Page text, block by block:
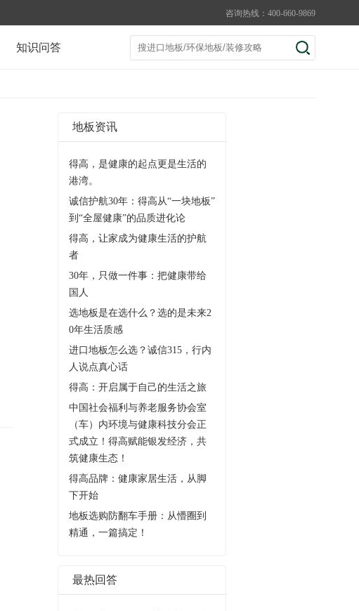
咨询热线：400-660-9869
知识问答
地板资讯
得高，是健康的起点更是生活的
港湾。
诚信护航30年：得高从“一块地板”
到“全屋健康”的品质进化论
得高，让家成为健康生活的护航
者
30年，只做一件事：把健康带给
国人
选地板是在选什么？选的是未来2
0年生活质感
进口地板怎么选？诚信315，行内
人说点真心话
得高：开启属于自己的生活之旅
中国社会福利与养老服务协会室
（车）内环境与健康科技分会正
式成立！得高赋能银发经济，共
筑健康生态！
得高品牌：健康家居生活，从脚
下开始
地板选购防翻车手册：从懵圈到
精通，一篇搞定！
最热回答